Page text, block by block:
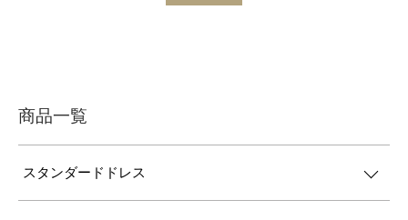
商品一覧
スタンダードドレス